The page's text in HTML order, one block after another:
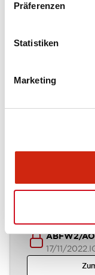
Präferenzen
Statistiken
Marketing
Dokumente
CAD-Dateien
ABFW2/
17/11/2022